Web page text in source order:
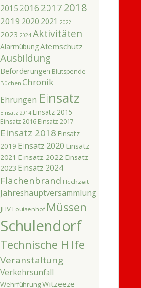
2015 2016 2017 2018
2019 2020 2021 2022
2023 2024 Aktivitäten
AlarmübungAtemschutz
Ausbildung
Beförderungen Blutspende
Büchen Chronik
Ehrungen Einsatz
Einsatz 2014 Einsatz 2015
Einsatz 2016 Einsatz 2017
Einsatz 2018 Einsatz
2019 Einsatz 2020 Einsatz
2021 Einsatz 2022 Einsatz
2023 Einsatz 2024
Flächenbrand Hochzeit
Jahreshauptversammlung
JHV Louisenhof Müssen
Schulendorf
Technische Hilfe
Veranstaltung
Verkehrsunfall
WehrführungWitzeeze